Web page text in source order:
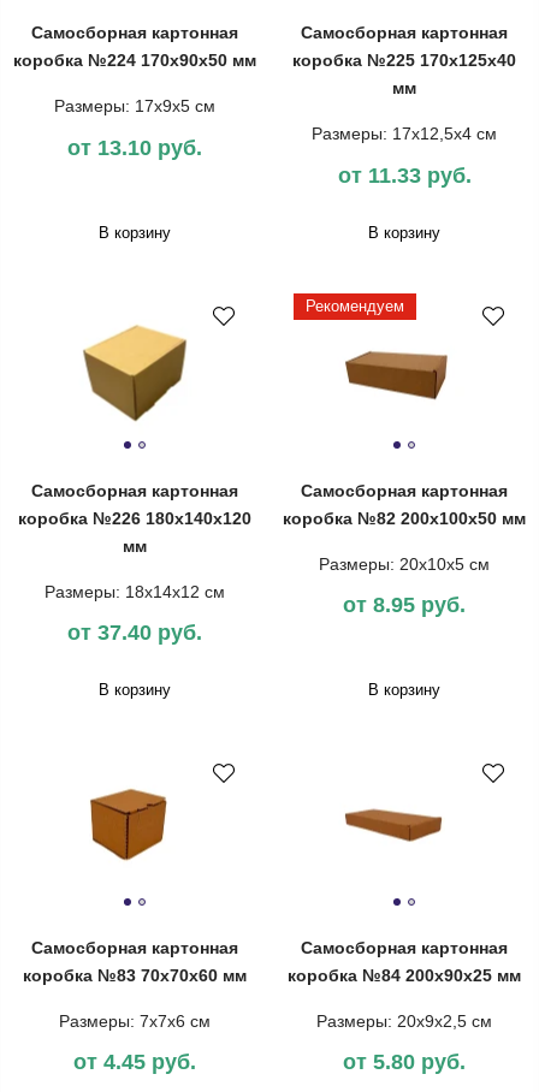
Самосборная картонная
коробка №224 170х90х50 мм
Размеры: 17х9х5 см
от 13.10 руб.
В корзину
Самосборная картонная
коробка №225 170х125х40
мм
Размеры: 17х12,5х4 см
от 11.33 руб.
В корзину
Самосборная картонная
коробка №226 180х140х120
мм
Размеры: 18х14х12 см
от 37.40 руб.
В корзину
Рекомендуем
Самосборная картонная
коробка №82 200х100х50 мм
Размеры: 20х10х5 см
от 8.95 руб.
В корзину
Самосборная картонная
коробка №83 70х70х60 мм
Размеры: 7х7х6 см
от 4.45 руб.
Самосборная картонная
коробка №84 200х90х25 мм
Размеры: 20х9х2,5 см
от 5.80 руб.